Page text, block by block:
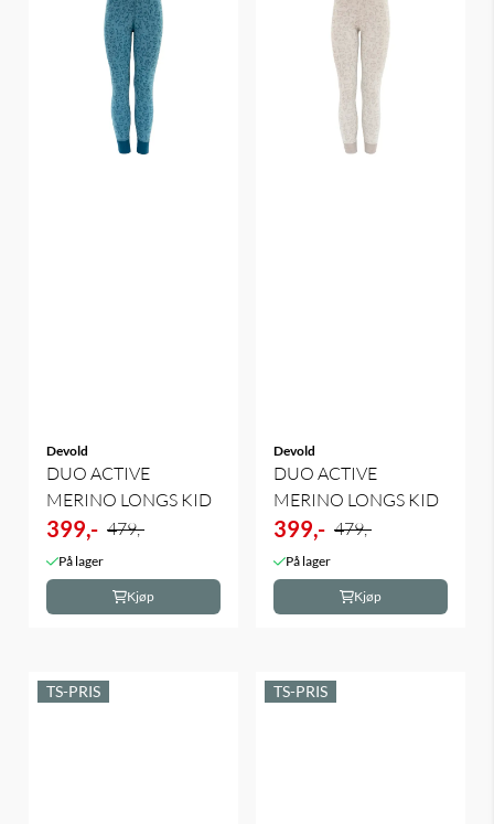
Devold
DUO ACTIVE
MERINO LONGS KID
399,- 479,-
På lager
Kjøp
Devold
DUO ACTIVE
MERINO LONGS KID
399,- 479,-
På lager
Kjøp